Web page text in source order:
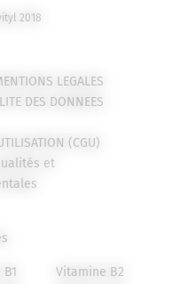
2018
LEGALES
DES DONNEES
(CGU)
et
Vitamine B2